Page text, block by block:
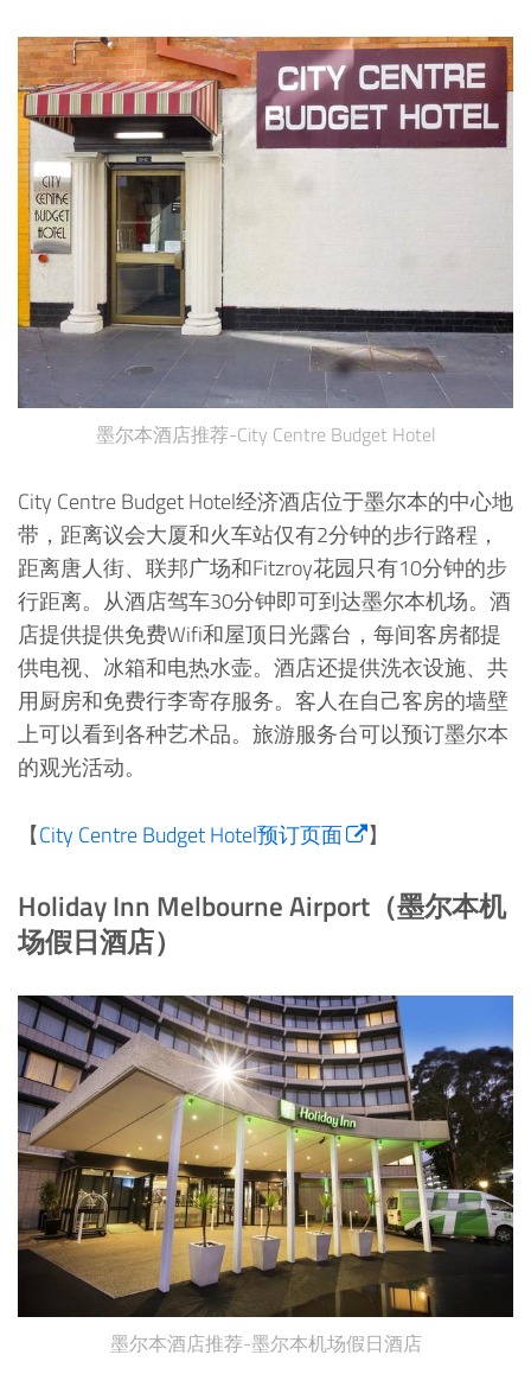
墨尔本酒店推荐-City Centre Budget Hotel
City Centre Budget Hotel经济酒店位于墨尔本的中心地
带，距离议会大厦和火车站仅有2分钟的步行路程，
距离唐人街、联邦广场和Fitzroy花园只有10分钟的步
行距离。从酒店驾车30分钟即可到达墨尔本机场。酒
店提供提供免费Wifi和屋顶日光露台，每间客房都提
供电视、冰箱和电热水壶。酒店还提供洗衣设施、共
用厨房和免费行李寄存服务。客人在自己客房的墙壁
上可以看到各种艺术品。旅游服务台可以预订墨尔本
的观光活动。
【City Centre Budget Hotel预订页面 】
Holiday Inn Melbourne Airport（墨尔本机
场假日酒店）
墨尔本酒店推荐-墨尔本机场假日酒店